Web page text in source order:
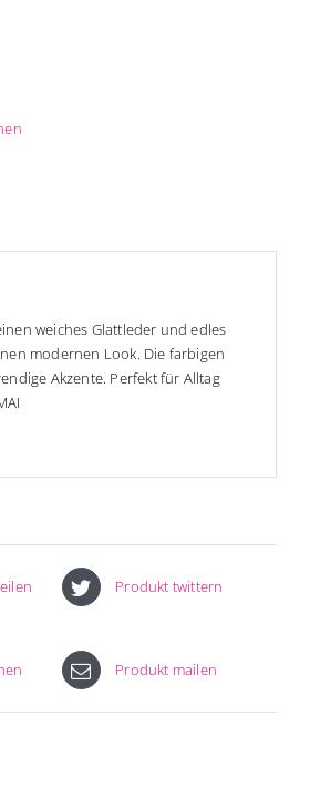
weiches Glattleder und edles
modernen Look. Die farbigen
Akzente. Perfekt für Alltag
Produkt twittern
Produkt mailen